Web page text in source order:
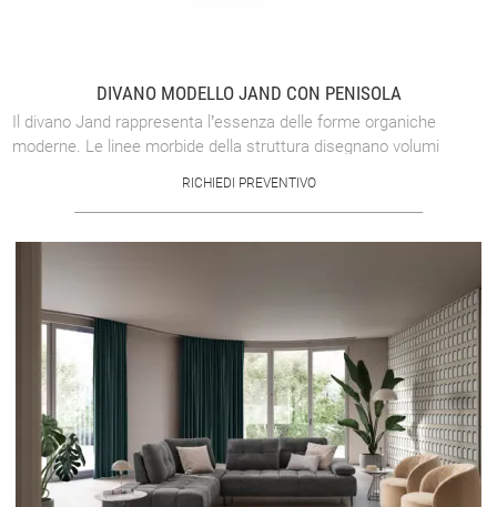
DIVANO MODELLO JAND CON PENISOLA
Il divano Jand rappresenta l’essenza delle forme organiche
moderne. Le linee morbide della struttura disegnano volumi
RICHIEDI PREVENTIVO